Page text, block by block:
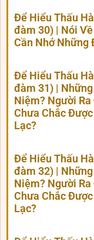
Để Hiểu Thấu
đàm 30) | Nói
Cần Nhớ Những
Để Hiểu Thấu
đàm 31) |
Niệm? Người
Chưa Chắc
Lạc?
Để Hiểu Thấu
đàm 32) |
Niệm? Người
Chưa Chắc
Lạc?